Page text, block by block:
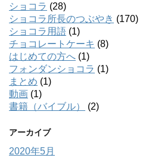
ショコラ (28)
ショコラ所長のつぶやき (170)
ショコラ用語 (1)
チョコレートケーキ (8)
はじめての方へ (1)
フォンダンショコラ (1)
まとめ (1)
動画 (1)
書籍（バイブル）
(2)
アーカイブ
2020年5月